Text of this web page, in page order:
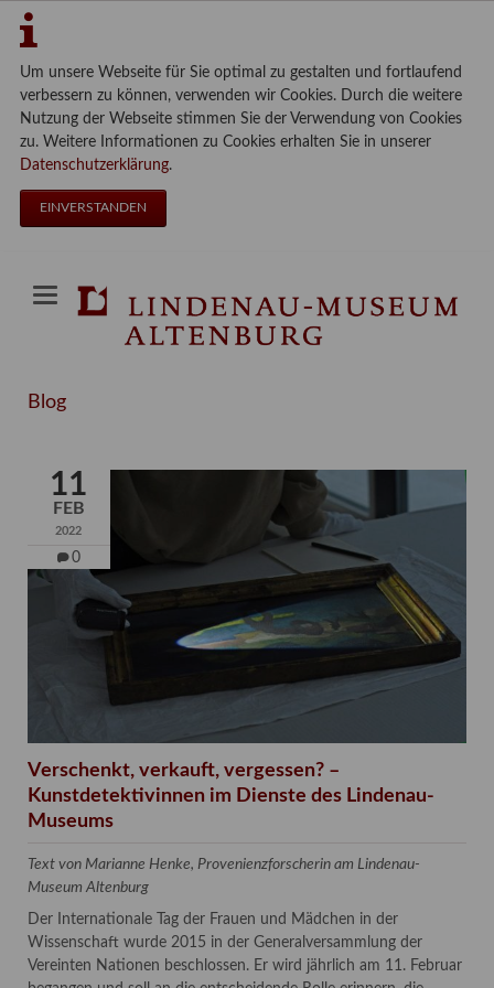
Um unsere Webseite für Sie optimal zu gestalten und fortlaufend
verbessern zu können, verwenden wir Cookies. Durch die weitere
Nutzung der Webseite stimmen Sie der Verwendung von Cookies
zu. Weitere Informationen zu Cookies erhalten Sie in unserer
Datenschutzerklärung.
EINVERSTANDEN
Blog
11
FEB
2022
0
Verschenkt, verkauft, vergessen? –
Kunstdetektivinnen im Dienste des Lindenau-
Museums
Text von Marianne Henke, Provenienzforscherin am Lindenau-
Museum Altenburg
Der Internationale Tag der Frauen und Mädchen in der
Wissenschaft wurde 2015 in der Generalversammlung der
Vereinten Nationen beschlossen. Er wird jährlich am 11. Februar